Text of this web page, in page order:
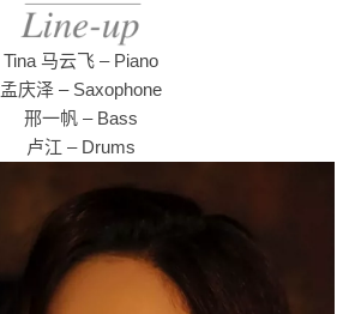
Tina 马云飞 – Piano
孟庆泽 – Saxophone
邢一帆 – Bass
卢江 – Drums